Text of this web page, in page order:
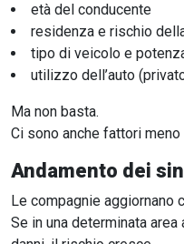
età del conducente
residenza e rischio
tipo di veicolo e
utilizzo dell’auto
Ma non basta.
Ci sono anche fattori meno
Andamento dei
Le compagnie aggiornano
Se in una determinata